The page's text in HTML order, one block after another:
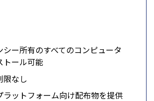
シー所有のすべてのコンピュータ
トール可能
限なし
ラットフォーム向け配布物を提供